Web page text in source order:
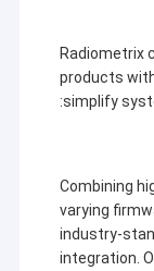
Radiometrix
products
simplify
Combining
varying
industry-
integration.